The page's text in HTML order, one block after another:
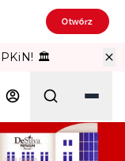
Otwórz
PKiN! 🏛️